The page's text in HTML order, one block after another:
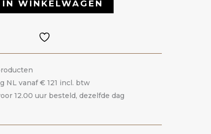
IN WINKELWAGEN
NL vanaf € 121 incl. btw
12.00 uur besteld, dezelfde dag